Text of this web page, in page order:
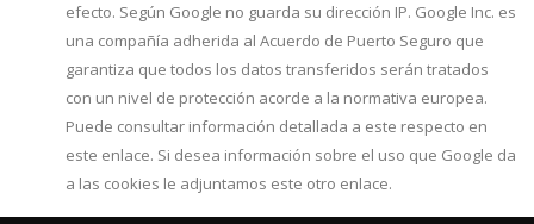
efecto. Según Google no guarda su dirección IP. Google Inc. es
una compañía adherida al Acuerdo de Puerto Seguro que
garantiza que todos los datos transferidos serán tratados
con un nivel de protección acorde a la normativa europea.
Puede consultar información detallada a este respecto en
este enlace. Si desea información sobre el uso que Google da
a las cookies le adjuntamos este otro enlace.